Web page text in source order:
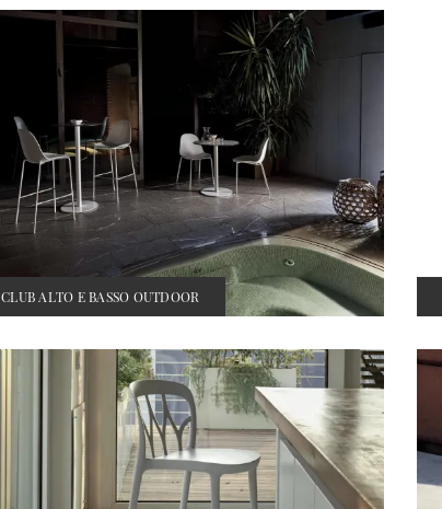
CLUB ALTO E BASSO OUTDOOR